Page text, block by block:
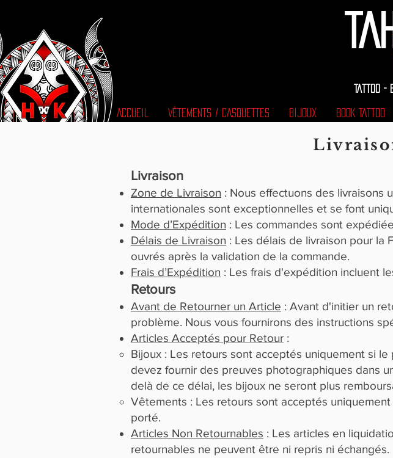
TATTOO -
ACCUEIL VÊTEMENTS / CASQUETTES BIJOUX BOOK TATTOO
Livraison
Zone de Livraison : Nous effectuons des livraisons
internationales sont exceptionnelles et se font
Mode d’Expédition : Les commandes sont
Délais de Livraison : Les délais de livraison pour la
ouvrés après la validation de la commande.
Frais d’Expédition : Les frais d'expédition incluent
Retours
Avant de Retourner un Article : Avant d'initier un
problème. Nous vous fournirons des instructions
Articles Acceptés pour Retour :
Bijoux : Les retours sont acceptés uniquement si
devez fournir des preuves photographiques dans
delà de ce délai, les bijoux ne seront plus
Vêtements : Les retours sont acceptés
porté.
Articles Non Retournables : Les articles en
retournables ne peuvent être ni repris ni échangés.